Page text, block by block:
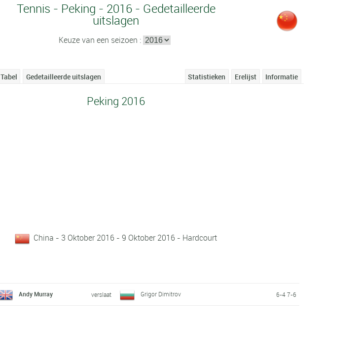
Tennis - Peking - 2016 - Gedetailleerde
uitslagen
Keuze van een seizoen :
Tabel Gedetailleerde uitslagen Informatie
Erelijst
Statistieken
Peking 2016
China - 3 Oktober 2016 - 9 Oktober 2016 - Hardcourt
Andy Murray verslaat Grigor Dimitrov 6-4 7-6